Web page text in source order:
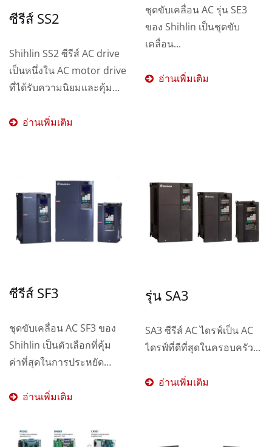
ซีรีส์ SS2
Shihlin SS2 ซีรีส์ AC drive
เป็นหนึ่งใน AC motor drive
ที่ได้รับความนิยมและคุ้ม
อ่านเพิ่มเติม
ชุดขับเคลื่อน AC รุ่น SE3
ของ Shihlin เป็นชุดขับ
เคลื่อน...
อ่านเพิ่มเติม
ซีรีส์ SF3
ชุดขับเคลื่อน AC SF3 ของ
Shihlin เป็นตัวเลือกที่คุ้ม
ค่าที่สุดในการประหยัด
อ่านเพิ่มเติม
รุ่น SA3
SA3 ซีรีส์ AC ไดรฟ์เป็น AC
ไดรฟ์ที่ดีที่สุดในครอบครัว...
อ่านเพิ่มเติม